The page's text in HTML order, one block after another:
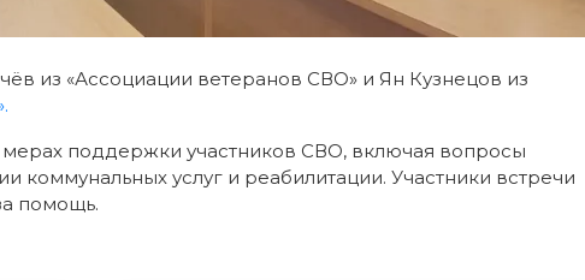
из «Ассоциации ветеранов СВО» и Ян Кузнецов из
поддержки участников СВО, включая вопросы
коммунальных услуг и реабилитации. Участники встречи
помощь.